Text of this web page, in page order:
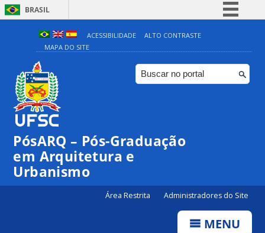
BRASIL
Simplifique!
Comunica BR
Participe
ACESSIBILIDADE
ALTO CONTRASTE
MAPA DO SITE
PósARQ – Pós-Graduação
em Arquitetura e
Urbanismo
Área Restrita Administradores do Site
MENU